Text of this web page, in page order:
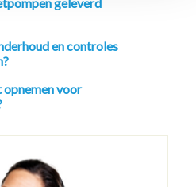
geleverd
en controles
voor